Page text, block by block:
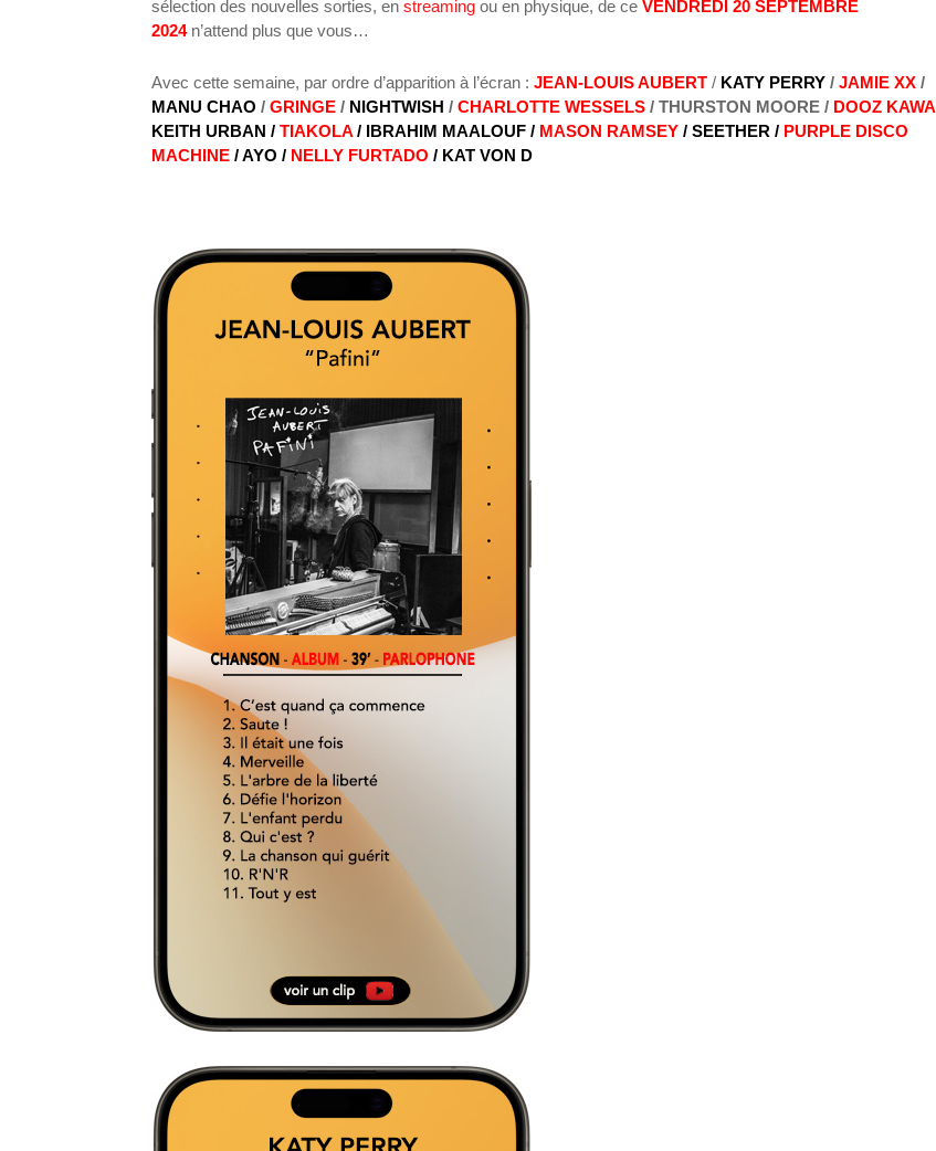
sélection des nouvelles sorties, en streaming ou en physique, de ce VENDREDI 20 SEPTEMBRE
2024n’attend plus que vous…
Avec cette semaine, par ordre d’apparition à l’écran : JEAN-LOUIS AUBERT / KATY PERRY / JAMIE XX /
MANU CHAO / GRINGE / NIGHTWISH / CHARLOTTE WESSELS / THURSTON MOORE / DOOZ KAWA
KEITH URBAN / TIAKOLA / IBRAHIM MAALOUF / MASON RAMSEY / SEETHER / PURPLE DISCO
MACHINE / AYO / NELLY FURTADO / KAT VON D